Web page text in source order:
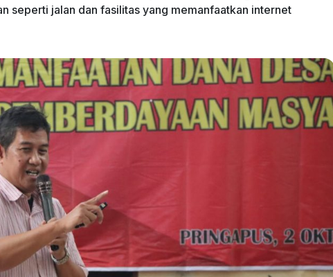
seperti jalan dan fasilitas yang memanfaatkan internet